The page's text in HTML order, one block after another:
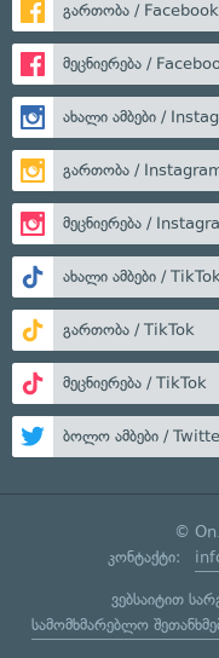
გართობა / Facebook
მეცნიერება /
ახალი ამბები /
გართობა /
მეცნიერება /
ახალი ამბები / TikTok
გართობა / TikTok
მეცნიერება / TikTok
ბოლო ამბები /
©
კონტაქტი:
ვებსაიტით
სამომხმარებლო